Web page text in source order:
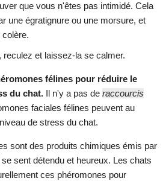
que vous n'êtes pas intimidé. Cela
une égratignure ou une morsure, et
colère.
reculez et laissez-la se calmer.
félines pour réduire le
du chat. Il n'y a pas de raccourcis
faciales félines peuvent au
de stress du chat.
sont des produits chimiques émis par
sent détendu et heureux. Les chats
ces phéromones pour